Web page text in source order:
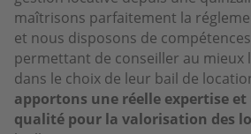
maîtrisons parfaitement la
et nous disposons de
permettant de conseiller au mieux
dans le choix de leur bail de
apportons une réelle expertise et
qualité pour la valorisation des